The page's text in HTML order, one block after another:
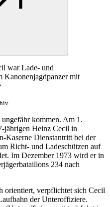
war Lade- und
Kanonenjagdpanzer mit
kommen. Am 1.
jährigen Heinz Cecil in
Kaserne Dienstantritt bei der
Richt- und Ladeschützen auf
Im Dezember 1973 wird er in
234 nach
orientiert, verpflichtet sich Cecil
der Unteroffiziere.